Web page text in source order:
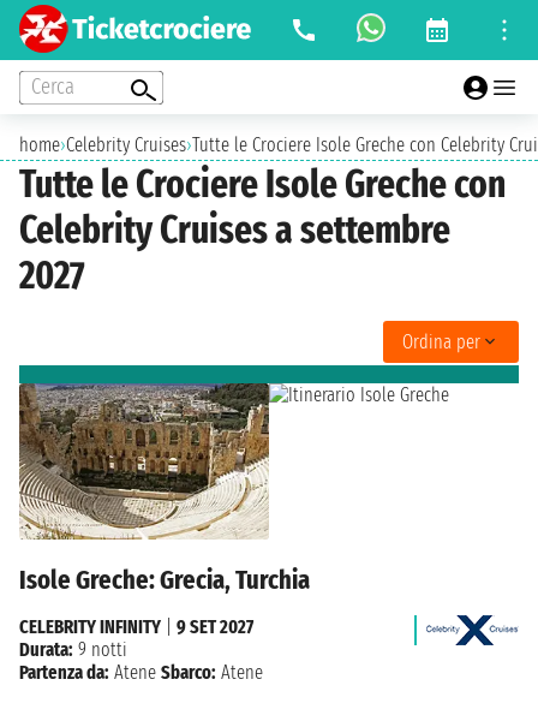
Cerca
home›Celebrity Cruises›Tutte le Crociere Isole Greche con Celebrity
Tutte le Crociere Isole Greche con
Celebrity Cruises a settembre
2027
Ordina per
Isole Greche: Grecia, Turchia
CELEBRITY INFINITY
9 SET 2027
Durata: 9 notti
Partenza da: Atene Sbarco: Atene